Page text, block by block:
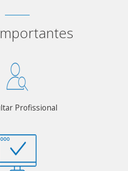
Profissional